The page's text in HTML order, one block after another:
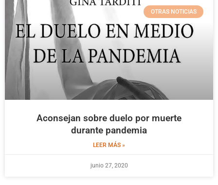
OTRAS NOTICIAS
Aconsejan sobre duelo por muerte
durante pandemia
LEER MÁS »
junio 27, 2020